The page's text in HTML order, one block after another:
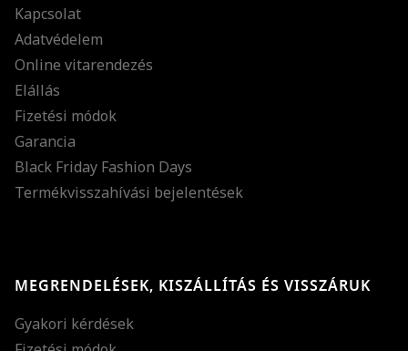
Kapcsolat
Adatvédelem
Online vitarendezés
Elállás
Fizetési módok
Garancia
Black Friday Fashion Days
Termékvisszahívási bejelentések
MEGRENDELÉSEK, KISZÁLLÍTÁS ÉS VISSZÁRUK
Gyakori kérdések